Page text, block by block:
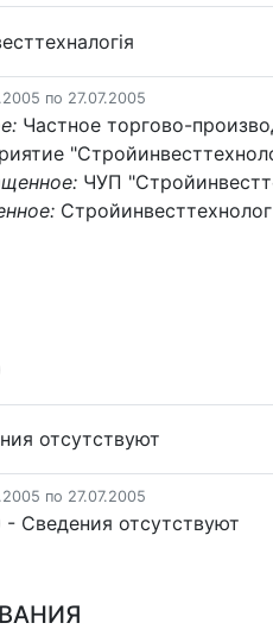
по 27.07.2005
Частное торгово-
ЧУП
отсутствуют
по 27.07.2005
Cведения отсутствуют